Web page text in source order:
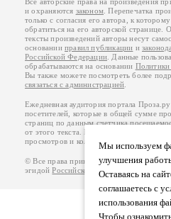
Мы используем
улучшения
Оставаясь на
соглашаетесь с
использования
Чтобы
Все авторские права на произведения
и охраняются законом . Перепечатка
только с согласия его автора, к
обратиться на его авторской странице.
тексты произведений авторы несут
основанииправил публикации и
Российской Федерации . Данные
обрабатываются на основании Политики
Вы также можете посмотреть более
связаться с администрацией
Ежедневная аудитория портала
посетителей, которые в общей сумме
страниц по данным счетчика
от этого текста. В каждой графе
просмотров и количество посетителей.
© Все права принадлежат авторам,
эгидойРоссийского союза писателей 18+